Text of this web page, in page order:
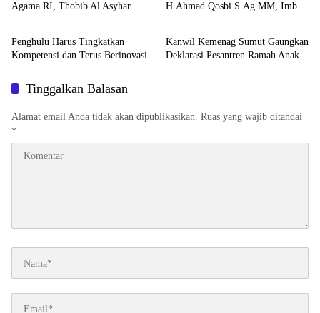
Agama RI, Thobib Al Asyhar
Kebangsaan di Monas
H.Ahmad Qosbi.S.Ag.MM, Imbau
Agama
Penghulu Harus Tingkatkan
Kompetensi dan Terus Berinovasi
Agama
Kanwil Kemenag Sumut Gaungkan
Deklarasi Pesantren Ramah Anak
Tinggalkan Balasan
Alamat email Anda tidak akan dipublikasikan. Ruas yang wajib ditandai
*